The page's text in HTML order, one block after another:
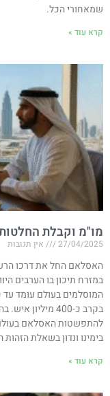
שמאחורי הכל.
קרא עוד »
מו"מ וקבלת
27/04/2025 אין תגובות
בקרב כ-400
להתפשטות האסלאם
בימינו ונדון בשאלת
קרא עוד »